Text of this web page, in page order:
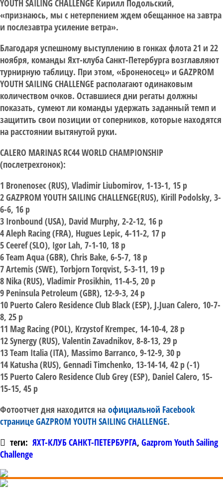
YOUTH SAILING CHALLENGE Кирилл Подольский,
«признаюсь, мы с нетерпением ждем обещанное на завтра
и послезавтра усиление ветра».
Благодаря успешному выступлению в гонках флота 21 и 22
ноября, команды Яхт-клуба Санкт-Петербурга возглавляют
турнирную таблицу. При этом, «Броненосец» и GAZPROM
YOUTH SAILING CHALLENGE располагают одинаковым
количеством очков. Оставшиеся дни регаты должны
показать, сумеют ли команды удержать заданный темп и
защитить свои позиции от соперников, которые находятся
на расстоянии вытянутой руки.
CALERO MARINAS RC44 WORLD CHAMPIONSHIP
(послетрехгонок):
1 Bronenosec (RUS), Vladimir Liubomirov, 1-13-1, 15 p
2 GAZPROM YOUTH SAILING CHALLENGE(RUS), Kirill Podolsky, 3-
6-6, 16 p
3 Ironbound (USA), David Murphy, 2-2-12, 16 p
4 Aleph Racing (FRA), Hugues Lepic, 4-11-2, 17 p
5 Ceeref (SLO), Igor Lah, 7-1-10, 18 p
6 Team Aqua (GBR), Chris Bake, 6-5-7, 18 p
7 Artemis (SWE), Torbjorn Torqvist, 5-3-11, 19 p
8 Nika (RUS), Vladimir Prosikhin, 11-4-5, 20 p
9 Peninsula Petroleum (GBR), 12-9-3, 24 p
10 Puerto Calero Residence Club Black (ESP), J.Juan Calero, 10-7-
8, 25 p
11 Mag Racing (POL), Krzystof Krempec, 14-10-4, 28 p
12 Synergy (RUS), Valentin Zavadnikov, 8-8-13, 29 p
13 Team Italia (ITA), Massimo Barranco, 9-12-9, 30 p
14 Katusha (RUS), Gennadi Timchenko, 13-14-14, 42 p (-1)
15 Puerto Calero Residence Club Grey (ESP), Daniel Calero, 15-
15-15, 45 p
Фотоотчет дня находится на официальной Facebook
странице GAZPROM YOUTH SAILING CHALLENGE.
теги: ЯХТ-КЛУБ САНКТ-ПЕТЕРБУРГА, Gazprom Youth Sailing
Challenge